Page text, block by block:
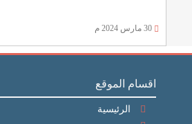
اقسام الموقع
الرئيسية